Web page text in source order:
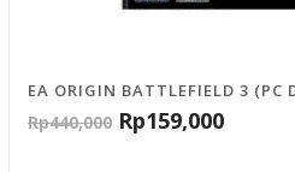
EA ORIGIN BATTLEFIELD 3 (PC
Rp440,000 Rp159,000